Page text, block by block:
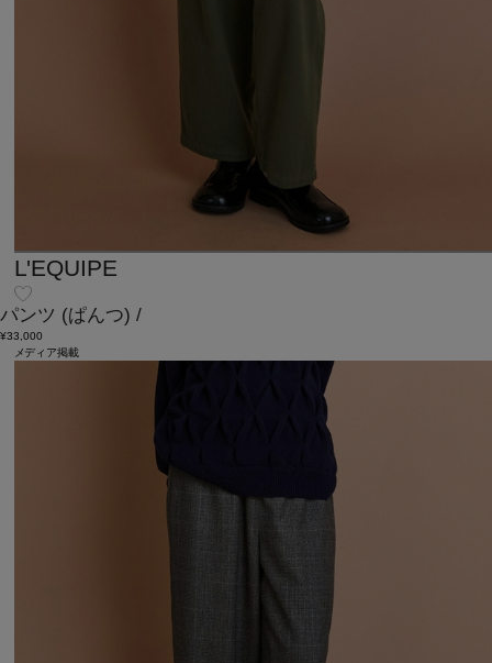
L'EQUIPE
パンツ (ぱんつ) /
¥33,000
メディア掲載